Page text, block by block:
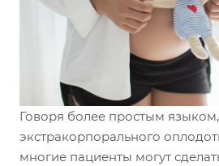
Говоря более простым
экстракорпорального
многие пациенты могут